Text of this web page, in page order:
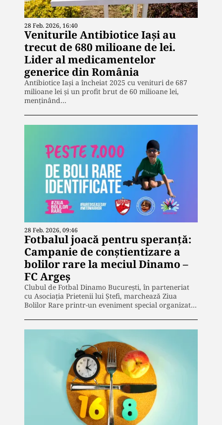
28 Feb. 2026, 16:40
Veniturile Antibiotice Iași au
trecut de 680 milioane de lei.
Lider al medicamentelor
generice din România
Antibiotice Iași a încheiat 2025 cu venituri de 687
milioane lei și un profit brut de 60 milioane lei,
menținând…
28 Feb. 2026, 09:46
Fotbalul joacă pentru speranță:
Campanie de conștientizare a
bolilor rare la meciul Dinamo –
FC Argeș
Clubul de Fotbal Dinamo București, în parteneriat
cu Asociația Prietenii lui Ștefi, marchează Ziua
Bolilor Rare printr-un eveniment special organizat…